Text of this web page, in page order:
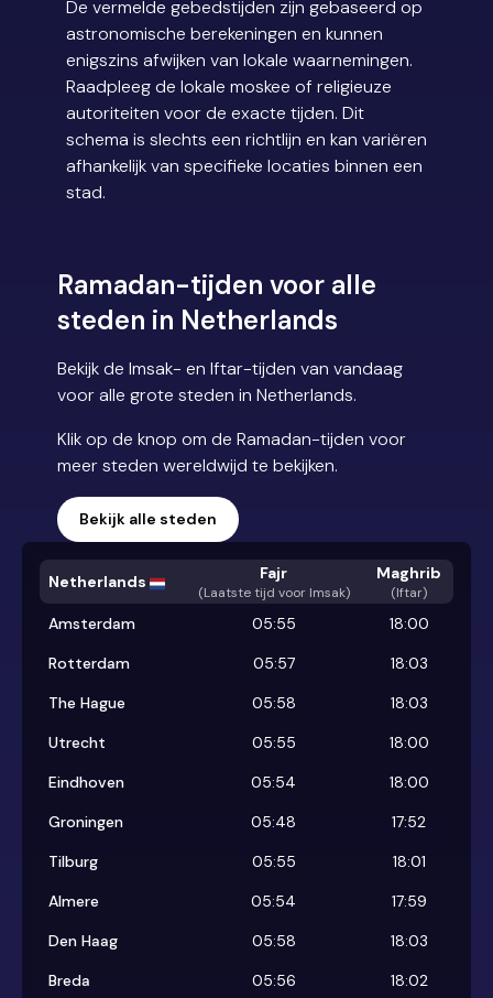
De vermelde gebedstijden zijn gebaseerd op
astronomische berekeningen en kunnen
enigszins afwijken van lokale waarnemingen.
Raadpleeg de lokale moskee of religieuze
autoriteiten voor de exacte tijden. Dit
schema is slechts een richtlijn en kan variëren
afhankelijk van specifieke locaties binnen een
stad.
Ramadan-tijden voor alle
steden in Netherlands
Bekijk de Imsak- en Iftar-tijden van vandaag
voor alle grote steden in Netherlands.
Klik op de knop om de Ramadan-tijden voor
meer steden wereldwijd te bekijken.
Bekijk alle steden
Netherlands Fajr
(Laatste tijd voor Imsak)
Maghrib
(Iftar)
Amsterdam 05:55
18:00
Rotterdam
05:57
18:03
The Hague
05:58
18:03
Utrecht
05:55
18:00
Eindhoven
05:54
18:00
Groningen
05:48
17:52
Tilburg
05:55
18:01
Almere
05:54
17:59
Den Haag
05:58
18:03
Breda
05:56
18:02